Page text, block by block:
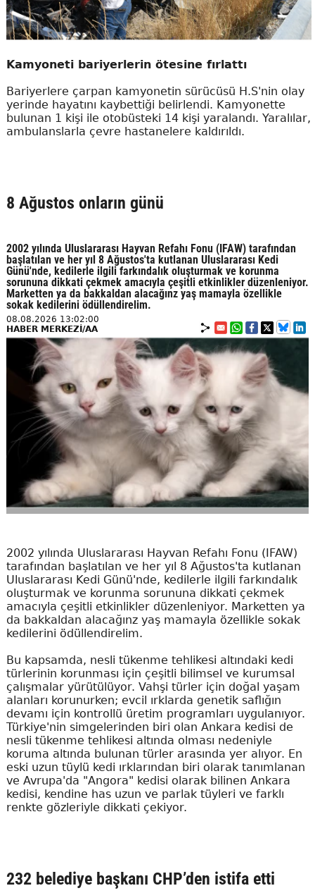
Kamyoneti bariyerlerin ötesine fırlattı
Bariyerlere çarpan kamyonetin sürücüsü H.S'nin olay
yerinde hayatını kaybettiği belirlendi. Kamyonette
bulunan 1 kişi ile otobüsteki 14 kişi yaralandı. Yaralılar,
ambulanslarla çevre hastanelere kaldırıldı.
8 Ağustos onların günü
2002 yılında Uluslararası Hayvan Refahı Fonu (IFAW) tarafından
başlatılan ve her yıl 8 Ağustos'ta kutlanan Uluslararası Kedi
Günü'nde, kedilerle ilgili farkındalık oluşturmak ve korunma
sorununa dikkati çekmek amacıyla çeşitli etkinlikler düzenleniyor.
Marketten ya da bakkaldan alacağınz yaş mamayla özellikle
sokak kedilerini ödüllendirelim.
08.08.2026 13:02:00
HABER MERKEZİ/AA
2002 yılında Uluslararası Hayvan Refahı Fonu (IFAW)
tarafından başlatılan ve her yıl 8 Ağustos'ta kutlanan
Uluslararası Kedi Günü'nde, kedilerle ilgili farkındalık
oluşturmak ve korunma sorununa dikkati çekmek
amacıyla çeşitli etkinlikler düzenleniyor. Marketten ya
da bakkaldan alacağınz yaş mamayla özellikle sokak
kedilerini ödüllendirelim.
Bu kapsamda, nesli tükenme tehlikesi altındaki kedi
türlerinin korunması için çeşitli bilimsel ve kurumsal
çalışmalar yürütülüyor. Vahşi türler için doğal yaşam
alanları korunurken; evcil ırklarda genetik saflığın
devamı için kontrollü üretim programları uygulanıyor.
Türkiye'nin simgelerinden biri olan Ankara kedisi de
nesli tükenme tehlikesi altında olması nedeniyle
koruma altında bulunan türler arasında yer alıyor. En
eski uzun tüylü kedi ırklarından biri olarak tanımlanan
ve Avrupa'da "Angora" kedisi olarak bilinen Ankara
kedisi, kendine has uzun ve parlak tüyleri ve farklı
renkte gözleriyle dikkati çekiyor.
232 belediye başkanı CHP’den istifa etti